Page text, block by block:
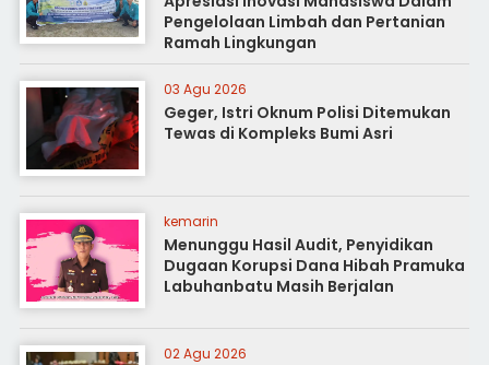
Pengelolaan Limbah dan Pertanian
Ramah Lingkungan
03 Agu 2026
Geger, Istri Oknum Polisi Ditemukan
Tewas di Kompleks Bumi Asri
kemarin
Menunggu Hasil Audit, Penyidikan
Dugaan Korupsi Dana Hibah Pramuka
Labuhanbatu Masih Berjalan
02 Agu 2026